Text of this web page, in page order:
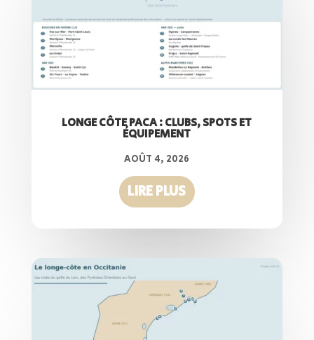
LONGE CÔTE PACA : CLUBS, SPOTS ET
ÉQUIPEMENT
AOÛT 4, 2026
LIRE PLUS